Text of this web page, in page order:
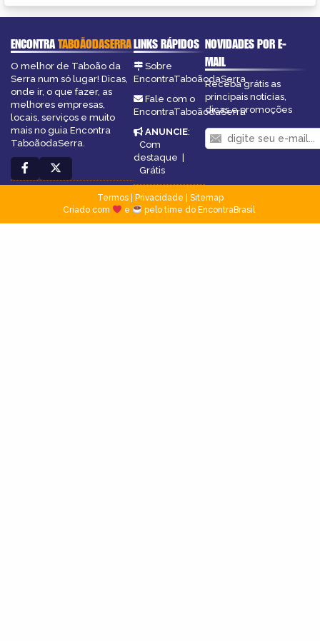
ENCONTRATABOÃODASERRA
O melhor de Taboão da
Serra num só lugar! Dicas,
onde ir, o que fazer, as
melhores empresas,
locais, serviços e muito
mais no guia Encontra
TaboãodaSerra.
LINKS RÁPIDOS
Sobre
EncontraTaboãodaSerra
Fale com o
EncontraTaboãodaSerra
ANUNCIE:
Com
destaque
Grátis
NOVIDADES POR E-
MAIL
Receba grátis as
principais notícias,
dicas e promoções
Termos| Privacidade
Sitemap
Criado com
e pelo time do EncontraBrasil